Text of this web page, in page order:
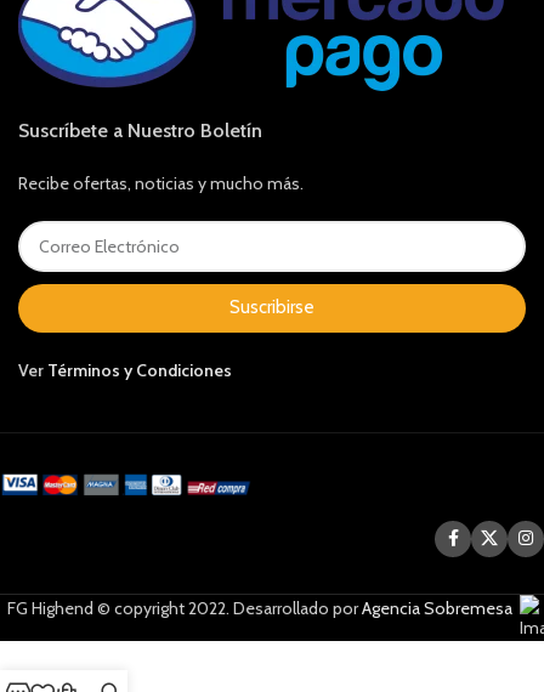
Suscríbete a Nuestro Boletín
Recibe ofertas, noticias y mucho más.
Suscribirse
Ver Términos y Condiciones
FG Highend © copyright 2022. Desarrollado porAgencia Sobremesa